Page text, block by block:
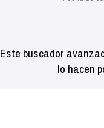
Este buscador
lo hacen